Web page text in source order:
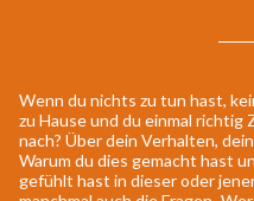
Wenn du nichts zu tun hast,
zu Hause und du einmal
nach? Über dein Verhalten,
Warum du dies gemacht hast
gefühlt hast in dieser oder